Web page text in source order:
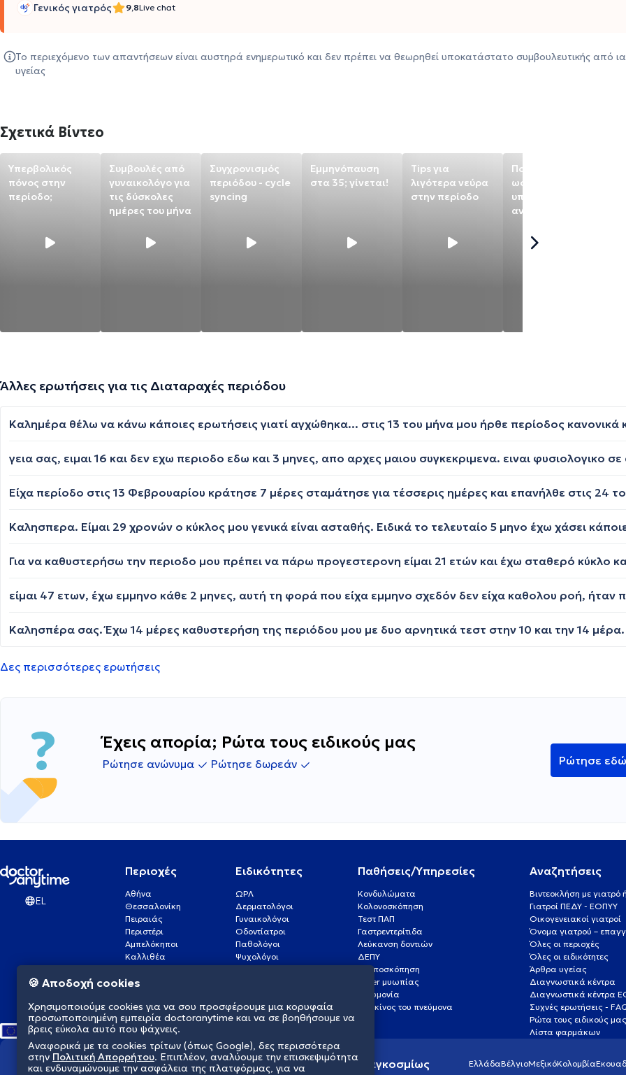
Γενικός γιατρός 9,8Live chat
Το περιεχόμενο των απαντήσεων είναι αυστηρά ενημερωτικό και δεν πρέπει να θεωρηθεί υποκατάστατο συμβουλευτικής από
υγείας
Σχετικά Βίντεο
Υπερβολικός
πόνος στην
περίοδο;
Συμβουλές από
γυναικολόγο για
τις δύσκολες
ημέρες του μήνα
Συγχρονισμός
περιόδου - cycle
syncing
Εμμηνόπαυση
στα 35; γίνεται!
Tips για
λιγότερα νεύρα
στην περίοδο
Πολυκυστικές
ωοθήκες:
υπάρχει τρόπος
αντιμετώπισης;
Άλλες ερωτήσεις για τις Διαταραχές περιόδου
Δες περισσότερες ερωτήσεις
Έχεις απορία; Ρώτα τους ειδικούς μας
Ρώτησε ανώνυμα Ρώτησε δωρεάν Ρώτησε εδώ
EL
Περιοχές
Αθήνα
Θεσσαλονίκη
Πειραιάς
Περιστέρι
Αμπελόκηποι
Καλλιθέα
Γλυφάδα
Νέα Σμύρνη
Ειδικότητες
ΩΡΛ
Δερματολόγοι
Γυναικολόγοι
Οδοντίατροι
Παθολόγοι
Ψυχολόγοι
Καρδιολόγοι
Παθήσεις/Υπηρεσίες
Κονδυλώματα
Κολονοσκόπηση
Τεστ ΠΑΠ
Γαστρεντερίτιδα
Λεύκανση δοντιών
ΔΕΠΥ
Κολποσκόπηση
Laser μυωπίας
Πνευμονία
Καρκίνος του πνεύμονα
Αναζητήσεις
Βιντεοκλήση με
Γιατροί ΠΕΔΥ - ΕΟΠΥΥ
Οικογενειακοί γιατροί
Όνομα γιατρού –
Όλες οι περιοχές
Όλες οι ειδικότητες
Άρθρα υγείας
Διαγνωστικά κέντρα
Διαγνωστικά κέντρα
Συχνές ερωτήσεις -
Ρώτα τους ειδικούς μας
Λίστα φαρμάκων
Διαμορφώνουμε το μέλλον της υγείας παγκοσμίως ΕλλάδαΒέλγιοΜεξικόΚολομβία
🍪 Αποδοχή cookies
Χρησιμοποιούμε cookies για να σου προσφέρουμε μια κορυφαία
προσωποποιημένη εμπειρία doctoranytime και να σε βοηθήσουμε να
βρεις εύκολα αυτό που ψάχνεις.
Αναφορικά με τα cookies τρίτων (όπως Google), δες περισσότερα
στην Πολιτική Απορρήτου. Επιπλέον, αναλύουμε την επισκεψιμότητα
και ενδυναμώνουμε την ασφάλεια της πλατφόρμας, για να